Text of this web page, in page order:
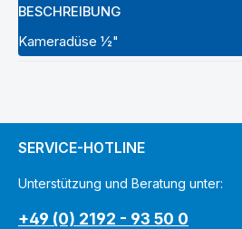
BESCHREIBUNG
Kameradüse ½"
SERVICE-HOTLINE
Unterstützung und Beratung unter:
+49 (0) 2192 - 93 50 0